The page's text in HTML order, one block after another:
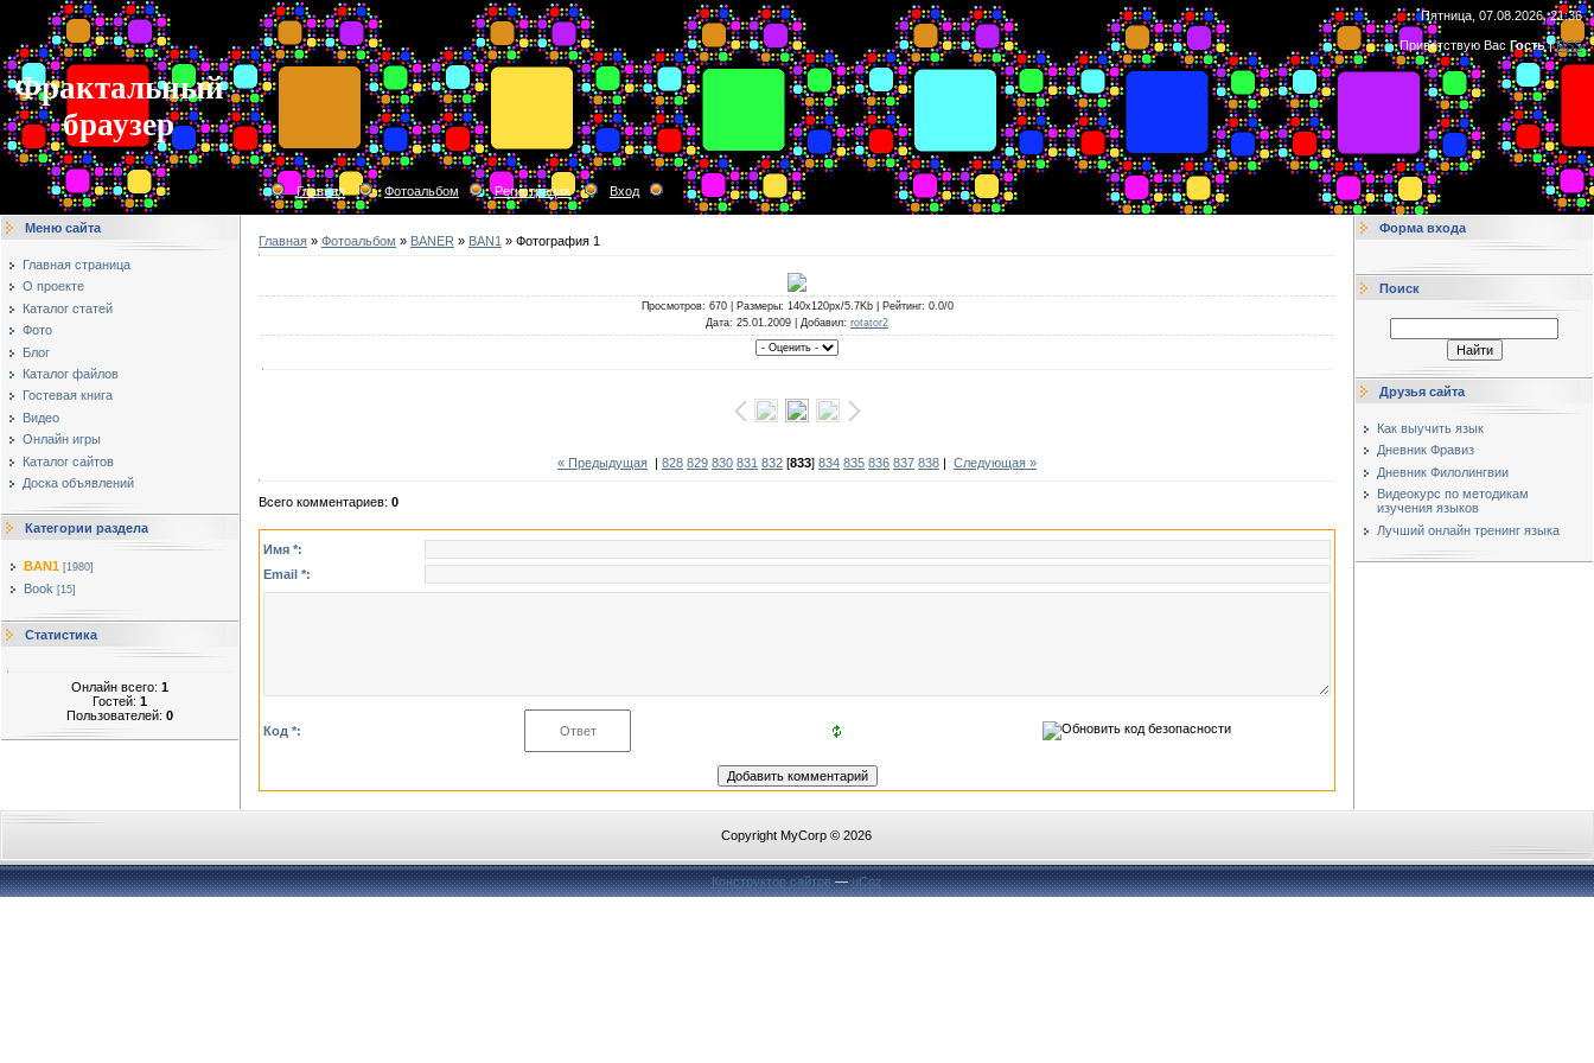
Фрактальный
браузер
Пятница, 07.08.2026, 21:36
Приветствую Вас Гость|RSS
Главная Фотоальбом Регистрация Вход
Меню сайта
Главная страница
О проекте
Каталог статей
Фото
Блог
Каталог файлов
Гостевая книга
Видео
Онлайн игры
Каталог сайтов
Доска объявлений
Категории раздела
BAN1 [1980]
Book [15]
Статистика
Онлайн всего: 1
Гостей: 1
Пользователей: 0
Главная » Фотоальбом » BANER » BAN1 » Фотография 1
Просмотров: 670 | Размеры: 140x120px/5.7Kb | Рейтинг: 0.0/0
Дата: 25.01.2009 | Добавил: rotator2
« Предыдущая | 828 829 830 831 832 [833] 834 835 836 837 838 | Следующая »
Всего комментариев: 0
Имя *:
Email *:
Код *:
Форма входа
Поиск
Друзья сайта
Как выучить язык
Дневник Фравиз
Дневник Филолингвии
Видеокурс по методикам
изучения языков
Лучший онлайн тренинг языка
Copyright MyCorp © 2026
Конструктор сайтов—uCoz